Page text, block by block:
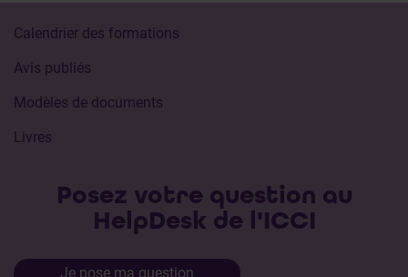
Calendrier des formations
Avis publiés
Modèles de documents
Livres
Posez votre question au
HelpDesk de l'ICCI
Je pose ma question